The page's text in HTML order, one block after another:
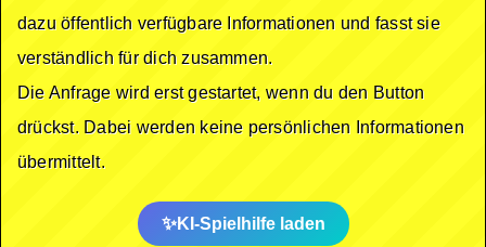
dazu öffentlich verfügbare Informationen und fasst sie
verständlich für dich zusammen.
Die Anfrage wird erst gestartet, wenn du den Button
drückst. Dabei werden keine persönlichen Informationen
übermittelt.
KI-Spielhilfe laden